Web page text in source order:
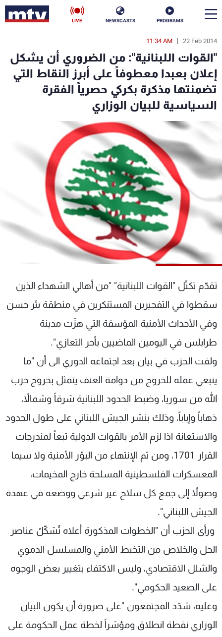
PROGRAMS
NEWSCASTS
LIVE
22 Feb 2014
11:34 AM
"القوات اللبنانية": من الضروري أن يشكل
إعلان بعبدا معطوفاً على أبرز النقاط التي
تضمنتها مذكرة بكركي حصرياً الفقرة
السياسية للبيان الوزاري
تقدّم تكتّل "القوات اللبنانية" "من أهالي الشهداء الذين
سقطوا في التفجيرين المستنكرين في منطقة بئر حسن
وفي الأحداث الأمنية المؤسفة التي هزّت مدينة
طرابلس في اليومين الماضيين بأحر التعازي".
ولفت الحزب في بيان بعد اجتماعه الدوري الى أن "ما
ينبغي عمله للخروج من دوامة العنف يتمثل بخروج حزب
الله من سوريا، وضبط الحدود اللبنانية شرقاً وشمالاً،
ذهاباً وإياباً، وذلك بنشر الجيش اللبناني على طول الحدود
والاستعانة اذا لزم الأمر بالقوات الدولية تبعاً لمندرجات
القرار 1701، ومن ثم الإنتهاء من البؤر الأمنية ولا سيما
المعسكرات الفلسطينية المسلحة خارج المخيمات،
وصولاً إلى جمع كل سلاح غير شرعي ووضعه في عهدة
الجيش اللبناني".
ورأى الحزب أن "الخطوات المذكورة أعلاه تُشكّلُ عناصر
الحل والخلاص من التخبط الأمني والمسلسل الدموي
والشلل الاقتصادي، وليس الاكتفاء بتغيير بعض الوجوه
على الصعيد الحكومي".
وعليه، شدّد المجتمعون "على ضرورة أن يكون البيان
الوزاري نقطة انطلاق ومؤشراً لخطة عمل الحكومة على
en
الأخبار
سياسة ناس
إقتصاد فن
رياضة
كأس العالم
البرامج
جدول البرامج
شاهد البرامج
الترددات
الإنـتـاج
لاعلاناتكم
تواصل معنا
شروط الإسـتخدام
سياسة الخصوصية